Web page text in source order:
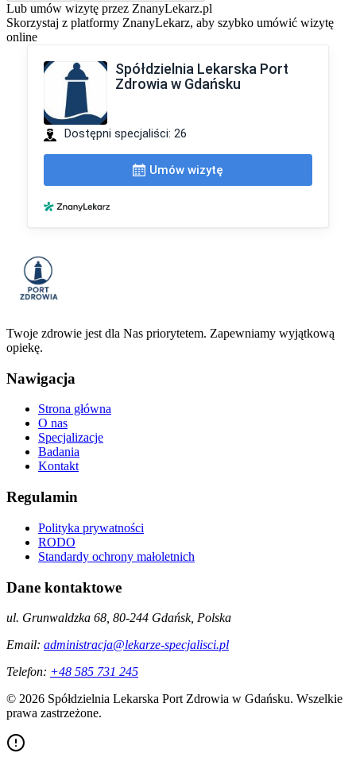
Lub umów wizytę przez ZnanyLekarz.pl
Skorzystaj z platformy ZnanyLekarz, aby szybko umówić wizytę
online
Twoje zdrowie jest dla Nas priorytetem. Zapewniamy wyjątkową
opiekę.
Nawigacja
Strona główna
O nas
Specjalizacje
Badania
Kontakt
Regulamin
Polityka prywatności
RODO
Standardy ochrony małoletnich
Dane kontaktowe
ul. Grunwaldzka 68, 80-244 Gdańsk, Polska
Email: administracja@lekarze-specjalisci.pl
Telefon: +48 585 731 245
© 2026 Spółdzielnia Lekarska Port Zdrowia w Gdańsku. Wszelkie
prawa zastrzeżone.